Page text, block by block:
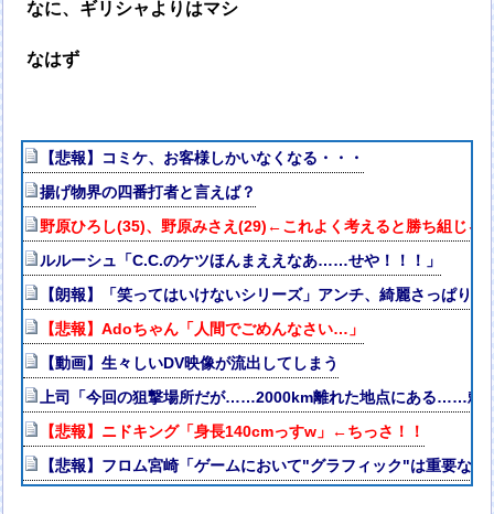
なに、ギリシャよりはマシ
なはず
【悲報】コミケ、お客様しかいなくなる・・・
揚げ物界の四番打者と言えば？
野原ひろし(35)、野原みさえ(29)←これよく考えると勝ち組じゃ
ルルーシュ「C.C.のケツほんまええなあ……せや！！！」
【朗報】「笑ってはいけないシリーズ」アンチ、綺麗さっぱり消
【悲報】Adoちゃん「人間でごめんなさい…」
【動画】生々しいDV映像が流出してしまう
上司「今回の狙撃場所だが……2000km離れた地点にある……頼
【悲報】ニドキング「身長140cmっすw」←ちっさ！！
【悲報】フロム宮崎「ゲームにおいて"グラフィック"は重要な要